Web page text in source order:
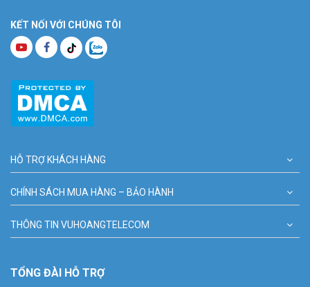
KẾT NỐI VỚI CHÚNG TÔI
HỖ TRỢ KHÁCH HÀNG
CHÍNH SÁCH MUA HÀNG – BẢO HÀNH
THÔNG TIN VUHOANGTELECOM
TỔNG ĐÀI HỖ TRỢ